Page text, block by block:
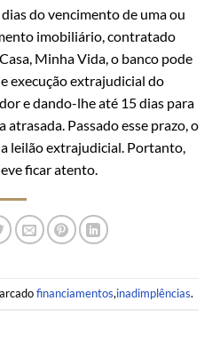
do vencimento de uma ou
imobiliário, contratado
Minha Vida, o banco pode
execução extrajudicial do
e dando-lhe até 15 dias para
Passado esse prazo, o
leilão extrajudicial. Portanto,
ficar atento.
financiamentos,inadimplências.